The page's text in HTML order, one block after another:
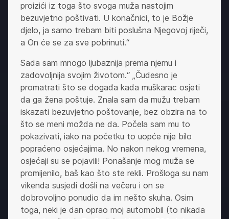
proizići iz toga što svoga muža nastojim
bezuvjetno poštivati. U konačnici, to je Božje
djelo, ja samo trebam biti poslušna Njegovoj riječi,
a On će se za sve pobrinuti.“
Sada sam mnogo ljubaznija prema njemu i
zadovoljnija svojim životom.“ „Čudesno je
promatrati što se događa kada muškarac osjeti
da ga žena poštuje. Znala sam da mužu trebam
iskazati bezuvjetno poštovanje, bez obzira na to
što se meni možda ne da. Počela sam mu to
pokazivati, iako na početku to uopće nije bilo
popraćeno osjećajima. No nakon nekog vremena,
osjećaji su se pojavili! Ponašanje mog muža se
promijenilo, baš kao što ste rekli. Prošloga su nam
vikenda susjedi došli na večeru i on se
dobrovoljno ponudio da im nešto skuha. Osim
toga, neki je dan oprao moj automobil (to nikada